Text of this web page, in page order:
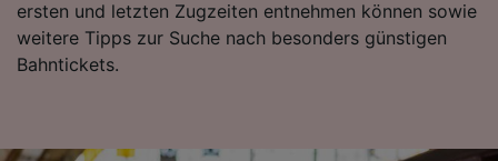
ersten und letzten Zugzeiten entnehmen können sowie
weitere Tipps zur Suche nach besonders günstigen
Bahntickets.
Folgendes bereitzustellen:
Verwendung genauer Standortdaten.
Endgeräteeigenschaften zur Identifikation
von Werbeleistung und der Performance von